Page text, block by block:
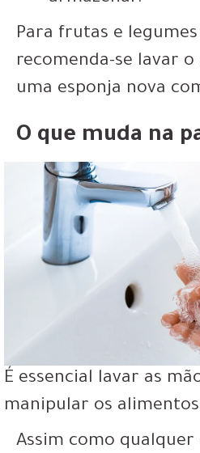
Para frutas e legumes
recomenda-se lavar
uma esponja nova
O que muda na
É essencial lavar as
manipular os
Assim como